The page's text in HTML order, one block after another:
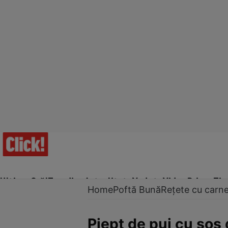
Ultima Oră!Trending Actualitate Vedete Video Prime Time
HomePoftă BunăRețete cu
Piept de pui cu sos